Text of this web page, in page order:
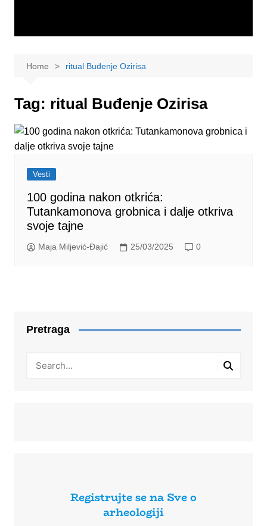
Home ritual Buđenje Ozirisa
Tag: ritual Buđenje Ozirisa
Vesti
100 godina nakon otkrića:
Tutankamonova grobnica i dalje otkriva
svoje tajne
Maja Miljević-Đajić 25/03/2025 0
Pretraga
Registrujte se na Sve o
arheologiji